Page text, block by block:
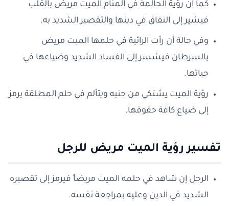
كما أن رؤية الحالمة في المنام الميت مريض بالقلب
فيشير إلى النفاق في دينها والتقصير الشديد به.
وفي حالة أن رأت الرائية في حلمها الميت مريض
بالسرطان فيشسر إلى الفساد الشديد وضياعها في
حياتها.
رؤية الميت يشتكي من جنبه ويتألم في حلم المطلقة يرمز
إلى ضياع كافة حقوقها.
تفسير رؤية الميت مريض للرجل
الرجل إن شاهد في حلمه الميت مريضاً فيرمز إلى تقصيره
الشديد في الدين وعليه بمراجعة نفسه.